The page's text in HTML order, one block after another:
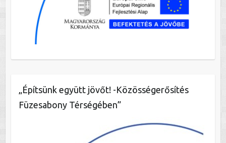
„Építsünk együtt jövőt! -Közösségerősítés
Füzesabony Térségében”